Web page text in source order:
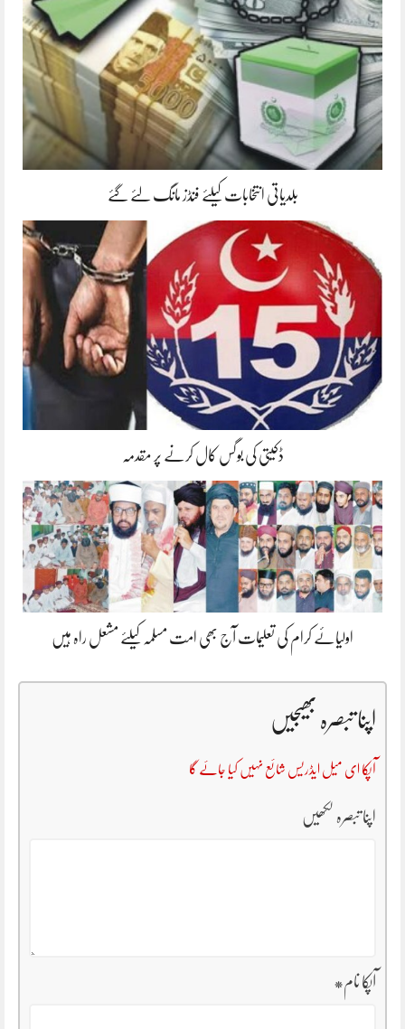
بلدیاتی انتخابات کیلئے فنڈز مانگ لئے گئے
ڈکیتی کی بوگس کال کرنے پر مقدمہ
اولیائے کرام کی تعلیمات آج بھی امت مسلمہ کیلئے مشعل راہ ہیں
اپنا تبصرہ بھیجیں
آپکا ای میل ایڈریس شائع نہیں کیا جائے گا
اپنا تبصرہ لکھیں
آپکا نام*